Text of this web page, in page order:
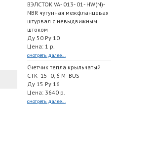
ВЭЛСТОК VA- 013- 01- HW(N)-
NBR чугунная межфланцевая
штурвал с невыдвижным
штоком
Ду 50 Ру 10
Цена: 1 р.
смотреть далее...
Счетчик тепла крыльчатый
СТК- 15- 0, 6 M- BUS
Ду 15 Ру 16
Цена: 3640 р.
смотреть далее...